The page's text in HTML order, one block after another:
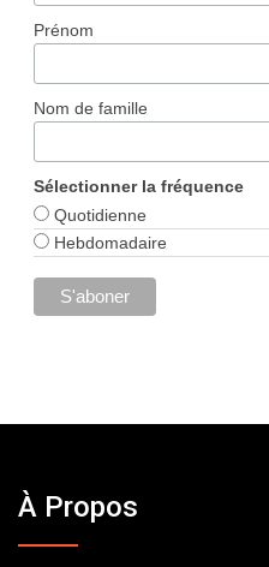
Prénom
Nom de famille
Sélectionner la fréquence
Quotidienne
Hebdomadaire
À Propos